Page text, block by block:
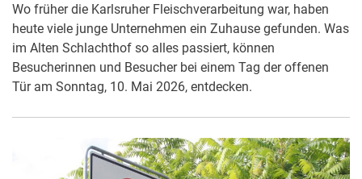
Wo früher die Karlsruher Fleischverarbeitung war, haben
heute viele junge Unternehmen ein Zuhause gefunden. Was
im Alten Schlachthof so alles passiert, können
Besucherinnen und Besucher bei einem Tag der offenen
Tür am Sonntag, 10. Mai 2026, entdecken.